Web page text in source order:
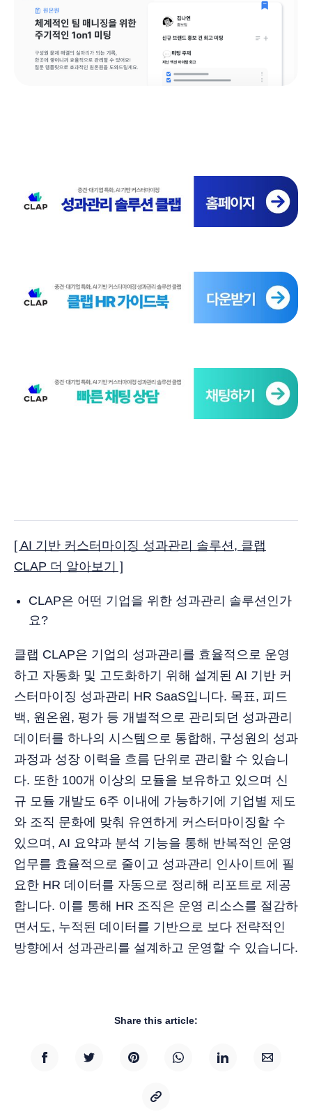
[ AI 기반 커스터마이징 성과관리 솔루션, 클랩
CLAP 더 알아보기 ]
CLAP은 어떤 기업을 위한 성과관리 솔루션인가
요?
클랩 CLAP은 기업의 성과관리를 효율적으로 운영
하고 자동화 및 고도화하기 위해 설계된 AI 기반 커
스터마이징 성과관리 HR SaaS입니다. 목표, 피드
백, 원온원, 평가 등 개별적으로 관리되던 성과관리
데이터를 하나의 시스템으로 통합해, 구성원의 성과
과정과 성장 이력을 흐름 단위로 관리할 수 있습니
다. 또한 100개 이상의 모듈을 보유하고 있으며 신
규 모듈 개발도 6주 이내에 가능하기에 기업별 제도
와 조직 문화에 맞춰 유연하게 커스터마이징할 수
있으며, AI 요약과 분석 기능을 통해 반복적인 운영
업무를 효율적으로 줄이고 성과관리 인사이트에 필
요한 HR 데이터를 자동으로 정리해 리포트로 제공
합니다. 이를 통해 HR 조직은 운영 리소스를 절감하
면서도, 누적된 데이터를 기반으로 보다 전략적인
방향에서 성과관리를 설계하고 운영할 수 있습니다.
Share this article: